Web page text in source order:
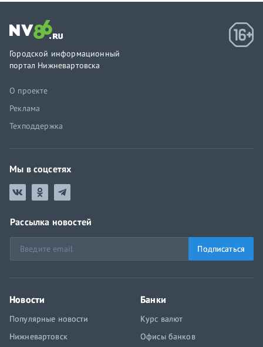
Городской информационный
портал Нижневартовска
О проекте
Реклама
Техподдержка
Мы в соцсетях
Рассылка новостей
Подписаться
Новости
Популярные новости
Нижневартовск
Банки
Курс валют
Офисы банков